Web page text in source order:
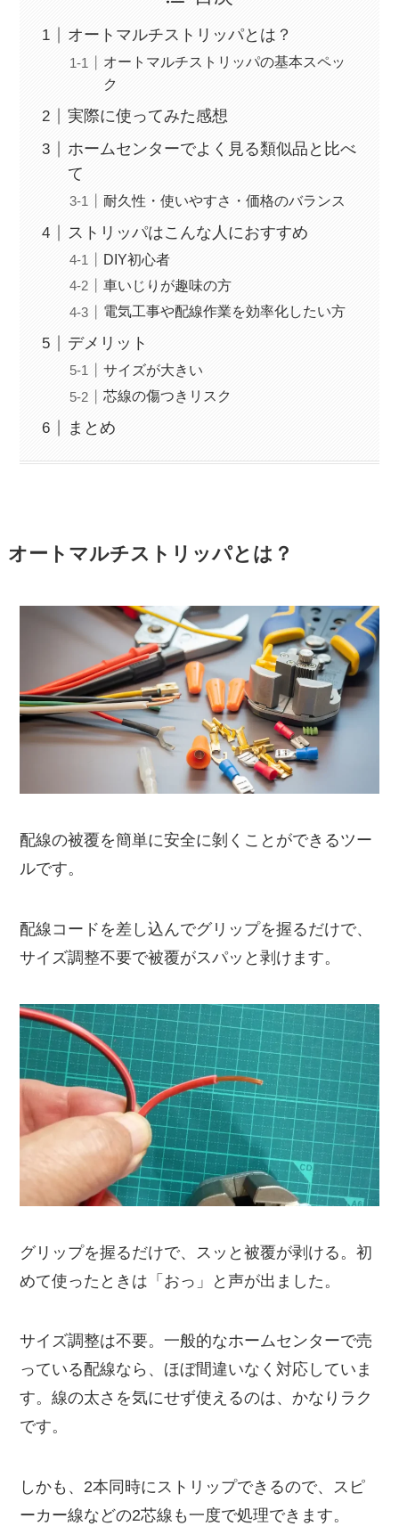
オートマルチストリッパとは？
オートマルチストリッパの基本スペッ
ク
実際に使ってみた感想
ホームセンターでよく見る類似品と比べ
て
耐久性・使いやすさ・価格のバランス
ストリッパはこんな人におすすめ
DIY初心者
車いじりが趣味の方
電気工事や配線作業を効率化したい方
デメリット
サイズが大きい
芯線の傷つきリスク
まとめ
オートマルチストリッパとは？
配線の被覆を簡単に安全に剝くことができるツー
ルです。
配線コードを差し込んでグリップを握るだけで、
サイズ調整不要で被覆がスパッと剥けます。
グリップを握るだけで、スッと被覆が剥ける。初
めて使ったときは「おっ」と声が出ました。
サイズ調整は不要。一般的なホームセンターで売
っている配線なら、ほぼ間違いなく対応していま
す。線の太さを気にせず使えるのは、かなりラク
です。
しかも、2本同時にストリップできるので、スピ
ーカー線などの2芯線も一度で処理できます。